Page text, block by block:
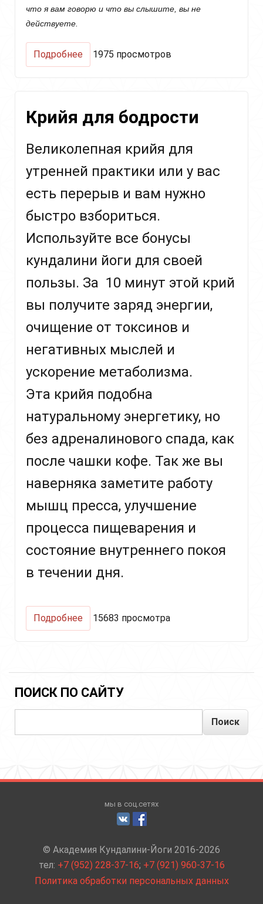
что я вам говорю и что вы слышите, вы не
действуете.
Подробнее
Очень
1975 просмотров
Крийя для бодрости
Великолепная крийя для
утренней практики или у вас
есть перерыв и вам нужно
быстро взбориться.
Используйте все бонусы
кундалини йоги для своей
пользы. За 10 минут этой крий
вы получите заряд энергии,
очищение от токсинов и
негативных мыслей и
ускорение метаболизма.
Эта крийя подобна
натуральному энергетику, но
без адреналинового спада, как
после чашки кофе. Так же вы
наверняка заметите работу
мышц пресса, улучшение
процесса пищеварения и
состояние внутреннего покоя
в течении дня.
Подробнее
Крийя
15683 просмотра
ПОИСК ПО САЙТУ
мы в соц.сетях
© Академия Кундалини-Йоги 2016-2026
тел: +7 (952) 228-37-16; +7 (921) 960-37-16
Политика обработки персональных данных